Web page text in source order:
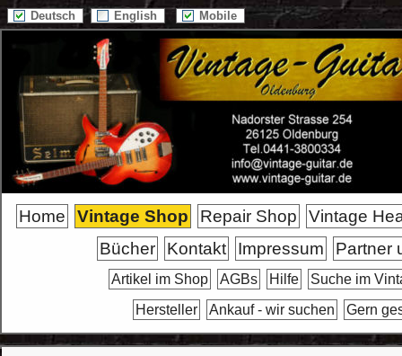
Deutsch English Mobile
Home Vintage Shop Repair Shop
Vintage
Bücher
Kontakt Impressum Partner
Artikel im Shop AGBs Hilfe
Suche im
Hersteller
Ankauf - wir suchen Gern